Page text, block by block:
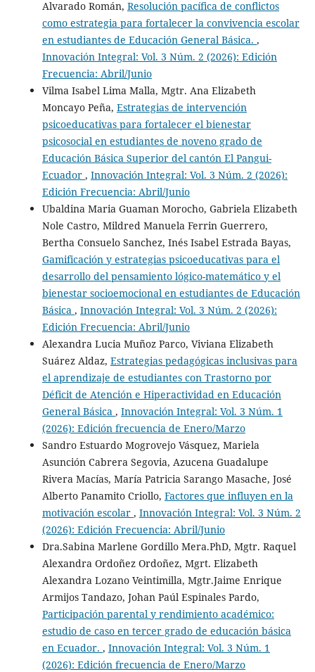
Alvarado Román, Resolución pacífica de conflictos
como estrategia para fortalecer la convivencia escolar
en estudiantes de Educación General Básica. ,
Innovación Integral: Vol. 3 Núm. 2 (2026): Edición
Frecuencia: Abril/Junio
Vilma Isabel Lima Malla, Mgtr. Ana Elizabeth
Moncayo Peña, Estrategias de intervención
psicoeducativas para fortalecer el bienestar
psicosocial en estudiantes de noveno grado de
Educación Básica Superior del cantón El Pangui-
Ecuador , Innovación Integral: Vol. 3 Núm. 2 (2026):
Edición Frecuencia: Abril/Junio
Ubaldina Maria Guaman Morocho, Gabriela Elizabeth
Nole Castro, Mildred Manuela Ferrin Guerrero,
Bertha Consuelo Sanchez, Inés Isabel Estrada Bayas,
Gamificación y estrategias psicoeducativas para el
desarrollo del pensamiento lógico-matemático y el
bienestar socioemocional en estudiantes de Educación
Básica , Innovación Integral: Vol. 3 Núm. 2 (2026):
Edición Frecuencia: Abril/Junio
Alexandra Lucia Muñoz Parco, Viviana Elizabeth
Suárez Aldaz, Estrategias pedagógicas inclusivas para
el aprendizaje de estudiantes con Trastorno por
Déficit de Atención e Hiperactividad en Educación
General Básica , Innovación Integral: Vol. 3 Núm. 1
(2026): Edición frecuencia de Enero/Marzo
Sandro Estuardo Mogrovejo Vásquez, Mariela
Asunción Cabrera Segovia, Azucena Guadalupe
Rivera Macías, María Patricia Sarango Masache, José
Alberto Panamito Criollo, Factores que influyen en la
motivación escolar , Innovación Integral: Vol. 3 Núm. 2
(2026): Edición Frecuencia: Abril/Junio
Dra.Sabina Marlene Gordillo Mera.PhD, Mgtr. Raquel
Alexandra Ordoñez Ordoñez, Mgrt. Elizabeth
Alexandra Lozano Veintimilla, Mgtr.Jaime Enrique
Armijos Tandazo, Johan Paúl Espinales Pardo,
Participación parental y rendimiento académico:
estudio de caso en tercer grado de educación básica
en Ecuador. , Innovación Integral: Vol. 3 Núm. 1
(2026): Edición frecuencia de Enero/Marzo